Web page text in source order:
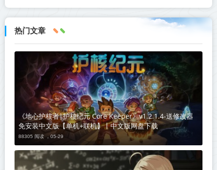
热门文章
《地心护核者|护核纪元 Core Keeper》v1.2.1.4-送修改器
免安装中文版【单机+联机】丨中文版网盘下载
88305 阅读 ，05-29